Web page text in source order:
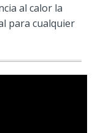
al calor la
para cualquier